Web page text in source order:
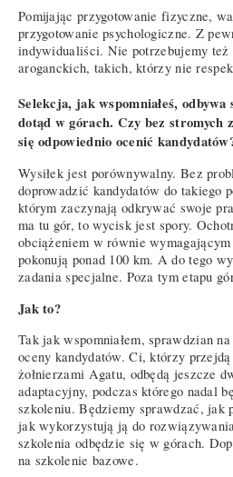
Pomijając przygotowanie fizyczne,
przygotowanie psychologiczne. Z
indywidualiści. Nie potrzebujemy
aroganckich, takich, którzy nie
Selekcja, jak wspomniałeś,
dotąd w górach. Czy bez stromych
się odpowiednio ocenić
Wysiłek jest porównywalny. Bez
doprowadzić kandydatów do takiego
którym zaczynają odkrywać swoje
ma tu gór, to wycisk jest spory.
obciążeniem w równie
pokonują ponad 100 km. A do tego
zadania specjalne. Poza tym etapu
Jak to?
Tak jak wspomniałem, sprawdzian
oceny kandydatów. Ci, którzy
żołnierzami Agatu, odbędą jeszcze
adaptacyjny, podczas którego nadal
szkoleniu. Będziemy sprawdzać, jak
jak wykorzystują ją do
szkolenia odbędzie się w górach.
na szkolenie bazowe.